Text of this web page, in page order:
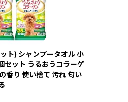
ト) シャンプータオル 小
ット うるおうコラーゲ
香り 使い捨て 汚れ 匂い